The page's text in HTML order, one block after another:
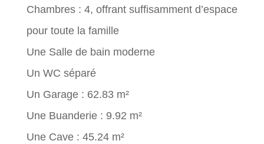
Chambres : 4, offrant suffisamment d’espace
pour toute la famille
Une Salle de bain moderne
Un WC séparé
Un Garage : 62.83 m²
Une Buanderie : 9.92 m²
Une Cave : 45.24 m²